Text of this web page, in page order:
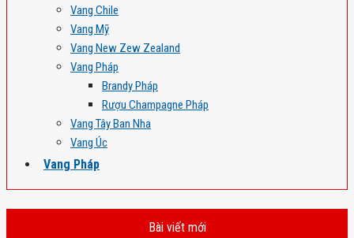
Vang Chile
Vang Mỹ
Vang New Zew Zealand
Vang Pháp
Brandy Pháp
Rượu Champagne Pháp
Vang Tây Ban Nha
Vang Úc
Vang Pháp
Bài viết mới